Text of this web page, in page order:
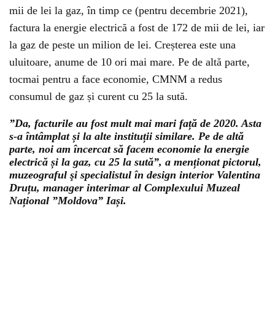
mii de lei la gaz, în timp ce (pentru decembrie 2021),
factura la energie electrică a fost de 172 de mii de lei, iar
la gaz de peste un milion de lei. Creșterea este una
uluitoare, anume de 10 ori mai mare. Pe de altă parte,
tocmai pentru a face economie, CMNM a redus
consumul de gaz și curent cu 25 la sută.
”Da, facturile au fost mult mai mari față de 2020. Asta
s-a întâmplat și la alte instituții similare. Pe de altă
parte, noi am încercat să facem economie la energie
electrică și la gaz, cu 25 la sută”, a menționat pictorul,
muzeograful şi specialistul în design interior Valentina
Druțu, manager interimar al Complexului Muzeal
Național ”Moldova” Iași.